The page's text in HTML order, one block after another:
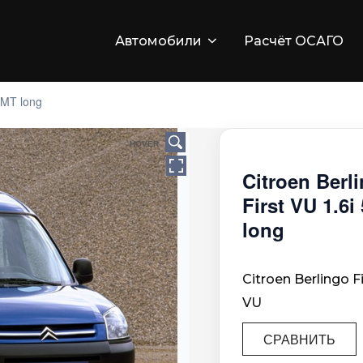
Автомобили Расчёт ОСАГО
long
HOVER
Citroen
First VU 1.6i
long
Citroen Berlingo
VU
СРАВНИТЬ